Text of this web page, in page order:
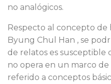
no analógicos.
Respecto al concepto
Byung Chul Han , se
de relatos es susceptible
no opera en un marco
referido a conceptos